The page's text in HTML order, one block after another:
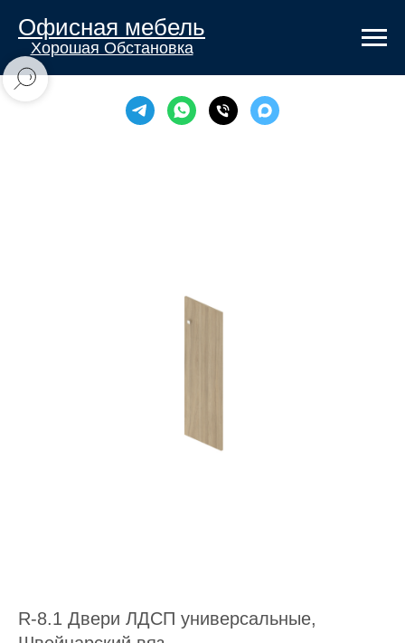
Офисная мебель
Хорошая Обстановка
R-8.1 Двери ЛДСП универсальные,